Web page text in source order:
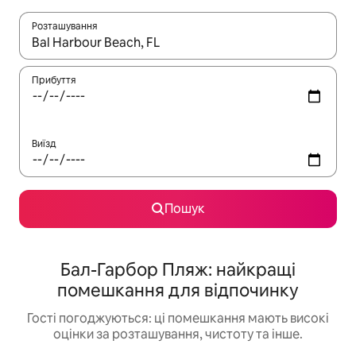
Розташування
Отримавши результати пошуку, використовуйте для
Прибуття
Виїзд
Пошук
Бал-Гарбор Пляж: найкращі
помешкання для відпочинку
Гості погоджуються: ці помешкання мають високі
оцінки за розташування, чистоту та інше.